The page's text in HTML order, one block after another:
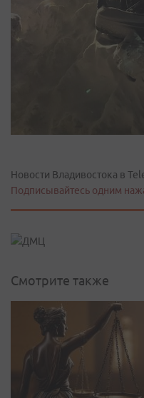
Новости Владивостока в
Подписывайтесь одним
Смотрите также